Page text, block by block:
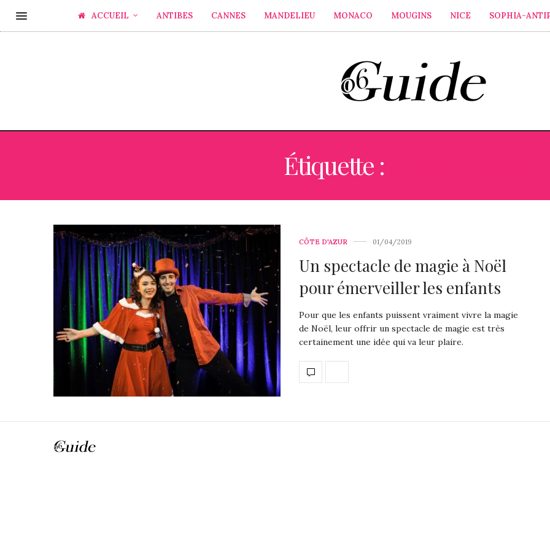
ACCUEIL ANTIBES CANNES MANDELIEU MONACO MOUGINS NICE SOPHIA-
Étiquette :
CÔTE D'AZUR 01/04/2019
Un spectacle de magie à Noël
pour émerveiller les enfants
Pour que les enfants puissent vraiment vivre la magie
de Noël, leur offrir un spectacle de magie est très
certainement une idée qui va leur plaire.